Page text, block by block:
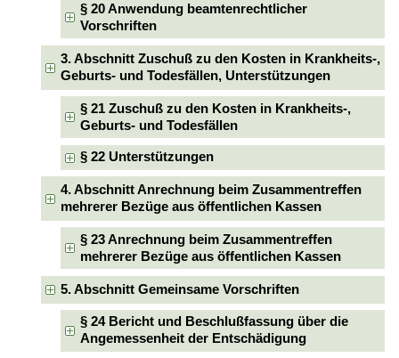
§ 20 Anwendung beamtenrechtlicher
Vorschriften
3. Abschnitt Zuschuß zu den Kosten in Krankheits-,
Geburts- und Todesfällen, Unterstützungen
§ 21 Zuschuß zu den Kosten in Krankheits-,
Geburts- und Todesfällen
§ 22 Unterstützungen
4. Abschnitt Anrechnung beim Zusammentreffen
mehrerer Bezüge aus öffentlichen Kassen
§ 23 Anrechnung beim Zusammentreffen
mehrerer Bezüge aus öffentlichen Kassen
5. Abschnitt Gemeinsame Vorschriften
§ 24 Bericht und Beschlußfassung über die
Angemessenheit der Entschädigung